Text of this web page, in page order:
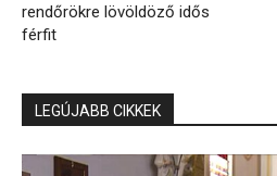
rendőrökre lövöldöző idős
férfit
LEGÚJABB CIKKEK